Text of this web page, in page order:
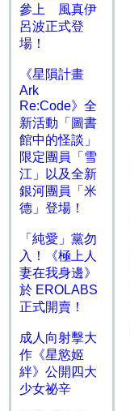
參上 風真伊
呂波正式登
場！
《星隕計畫
Ark
Re:Code》全
新活動「圖書
館中的怪談」
限定團員「雪
江」以及全新
銀河團員「米
德」登場！
「純愛」黨勿
入！《極上人
妻在我身邊》
於 EROLABS
正式開賣！
成人向射擊大
作《星慾姬
絆》公開四大
少女祕辛